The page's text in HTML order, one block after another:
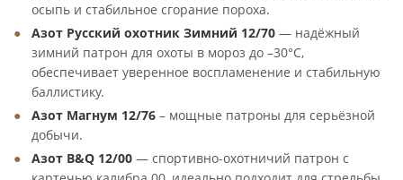
осыпь и стабильное сгорание пороха.
Азот Русский охотник Зимний 12/70 — надёжный
зимний патрон для охоты в мороз до –30°C,
обеспечивает уверенное воспламенение и стабильную
баллистику.
Азот Магнум 12/76 – мощные патроны для серьёзной
добычи.
Азот B&Q 12/00 — спортивно-охотничий патрон с